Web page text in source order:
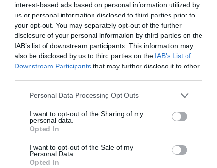
interest-based ads based on personal information utilized by
us or personal information disclosed to third parties prior to
your opt-out. You may separately opt-out of the further
disclosure of your personal information by third parties on the
IAB’s list of downstream participants. This information may
also be disclosed by us to third parties on the IAB’s List of
Downstream Participants that may further disclose it to other
Please note that this website/app uses one or more Google
not limited to your visit or usage behaviour. You may click to
grant or deny consent to Google and its third-party tags to
use your data for below specified purposes in below Google
consent section.
Personal Data Processing Opt Outs
I want to opt-out of the Sharing of my
personal data.
Opted In
I want to opt-out of the Sale of my
Personal Data.
Opted In
μπορούννα επηρεάσουν τηναεροπλοΐα, ιδίως
κατά τις φάσεις απογείωσης και προσγείωσης.
Σε χαμηλότερα ύψη, ο υετός ξεκινά ως βροχή,
όμως οι σταγόνες εξατμίζονται γρήγορα καθώς
υψόμετρα, το φαινόμενο εκδηλώνεται με τη μορφή
παγοκρυστάλλωνπου επίσης δεν φτάνουν στο
έδαφος.